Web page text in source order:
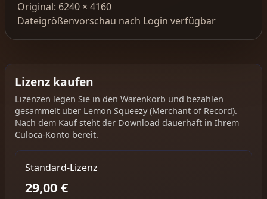
Original: 6240 × 4160
Dateigrößenvorschau nach Login verfügbar
Lizenz kaufen
Lizenzen legen Sie in den Warenkorb und bezahlen
gesammelt über Lemon Squeezy (Merchant of Record).
Nach dem Kauf steht der Download dauerhaft in Ihrem
Culoca-Konto bereit.
Standard-Lizenz
29,00 €